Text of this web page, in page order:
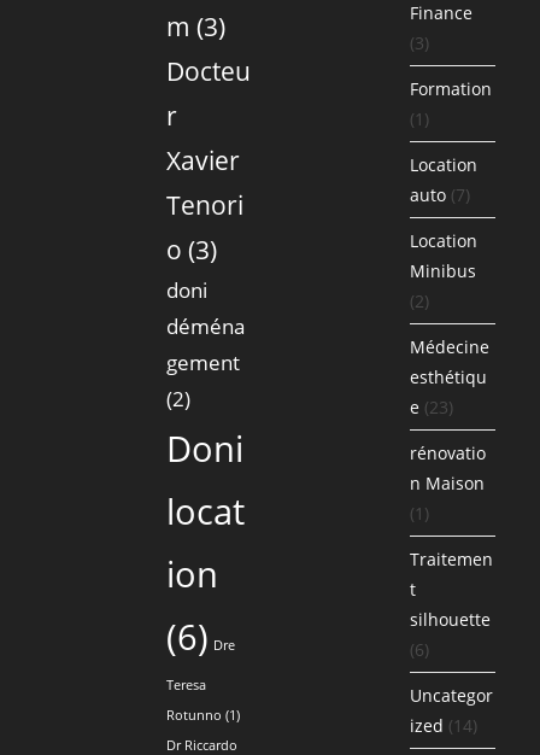
m (3)
Docteu
r
Xavier
Tenori
o (3)
doni
déména
gement
(2)
Doni
locat
ion
(6) Dre
Teresa
Rotunno (1)
Dr Riccardo
Finance
(3)
Formation
(1)
Location
auto (7)
Location
Minibus
(2)
Médecine
esthétiqu
e (23)
rénovatio
n Maison
(1)
Traitemen
t
silhouette
(6)
Uncategor
ized (14)